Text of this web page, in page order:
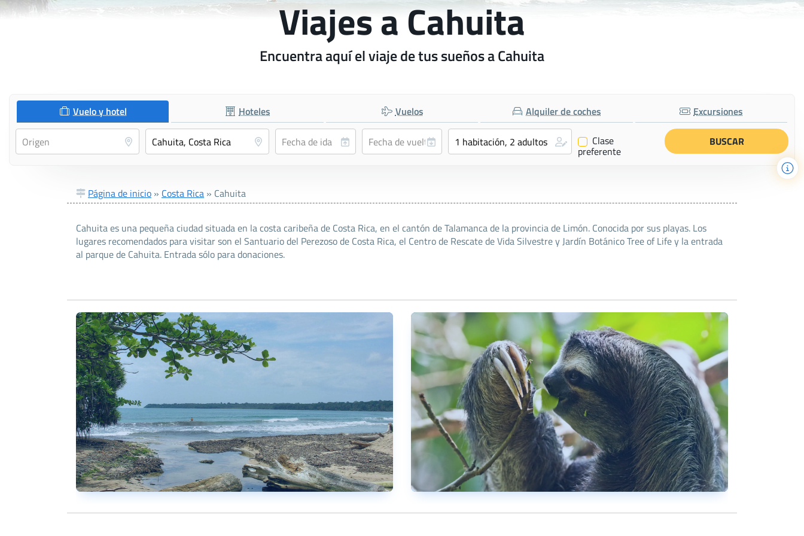
Viajes a Cahuita
Encuentra aquí el viaje de tus sueños a Cahuita
Vuelo y hotel Hoteles Vuelos Alquiler de coches Excursiones
✔ Clase
preferente
Página de inicio » Costa Rica » Cahuita
Cahuita es una pequeña ciudad situada en la costa caribeña de Costa Rica, en el cantón de Talamanca de la provincia de Limón. Conocida por sus playas. Los
lugares recomendados para visitar son el Santuario del Perezoso de Costa Rica, el Centro de Rescate de Vida Silvestre y Jardín Botánico Tree of Life y la entrada
al parque de Cahuita. Entrada sólo para donaciones.